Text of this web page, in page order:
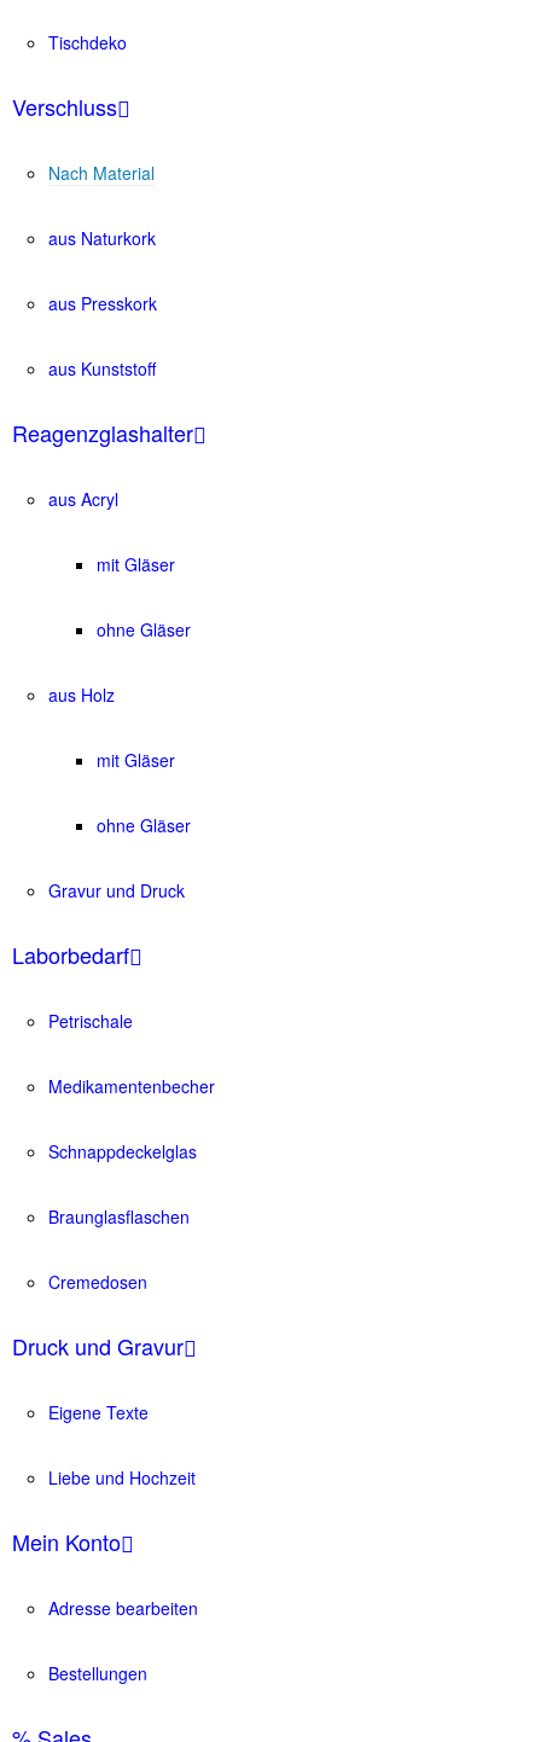
Tischdeko
Verschluss
Nach Material
aus Naturkork
aus Presskork
aus Kunststoff
Reagenzglashalter
aus Acryl
mit Gläser
ohne Gläser
aus Holz
mit Gläser
ohne Gläser
Gravur und Druck
Laborbedarf
Petrischale
Medikamentenbecher
Schnappdeckelglas
Braunglasflaschen
Cremedosen
Druck und Gravur
Eigene Texte
Liebe und Hochzeit
Mein Konto
Adresse bearbeiten
Bestellungen